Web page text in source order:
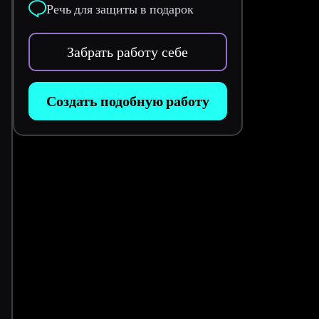
Речь для защиты в подарок
Забрать работу себе
Создать подобную работу